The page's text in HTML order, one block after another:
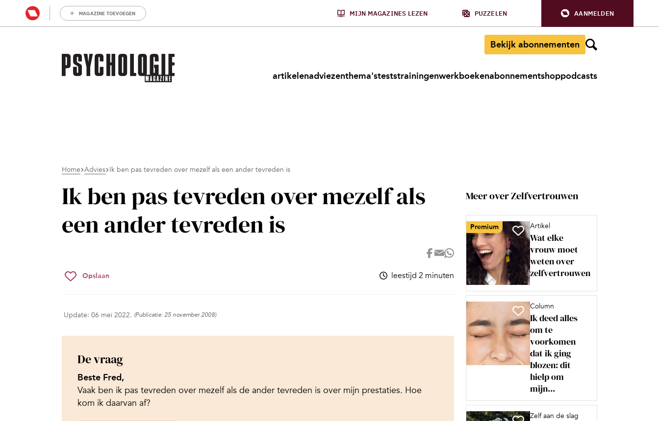
MAGAZINE TOEVOEGEN MIJN MAGAZINES LEZEN PUZZELEN AANMELDEN
Bekijk abonnementen
artikelenadviezenthema'steststrainingenwerkboekenabonnementshoppodcasts
Home Advies Ik ben pas tevreden over mezelf als een ander tevreden is
Ik ben pas tevreden over mezelf als
een ander tevreden is
Opslaan leestijd 2 minuten
Update: 06 mei 2022. (Publicatie: 25 november 2008)
De vraag
Beste Fred,
Vaak ben ik pas tevreden over mezelf als de ander tevreden is over mijn prestaties. Hoe
kom ik daarvan af?
Meer over Zelfvertrouwen
Premium Artikel
Wat elke
vrouw moet
weten over
zelfvertrouwen
Column
Ik deed alles
om te
voorkomen
dat ik ging
blozen: dit
hielp om
mijn...
Zelf aan de slag